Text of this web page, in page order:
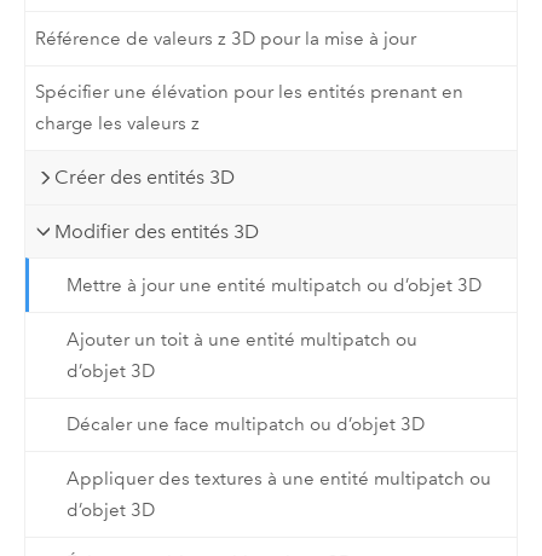
Référence de valeurs z 3D pour la mise à jour
Spécifier une élévation pour les entités prenant en
charge les valeurs z
Créer des entités 3D
Modifier des entités 3D
Mettre à jour une entité multipatch ou d’objet 3D
Ajouter un toit à une entité multipatch ou
d’objet 3D
Décaler une face multipatch ou d’objet 3D
Appliquer des textures à une entité multipatch ou
d’objet 3D